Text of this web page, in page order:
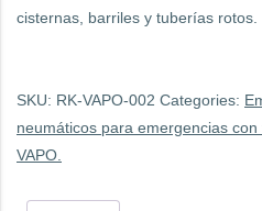
cisternas, barriles y tuberías rotos.
SKU: RK-VAPO-002 Categories:
neumáticos para emergencias
VAPO.